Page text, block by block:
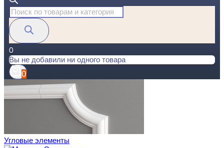
Поиск
товаров
0
Вы не добавили ни одного товара
0
Угловые элементы